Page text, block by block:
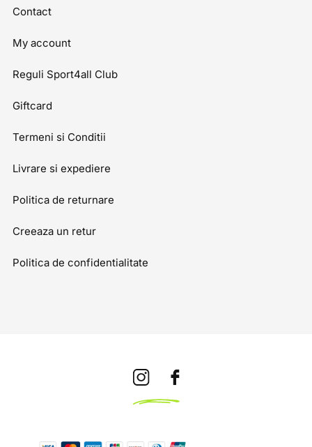
Contact
My account
Reguli Sport4all Club
Giftcard
Termeni si Conditii
Livrare si expediere
Politica de returnare
Creeaza un retur
Politica de confidentialitate